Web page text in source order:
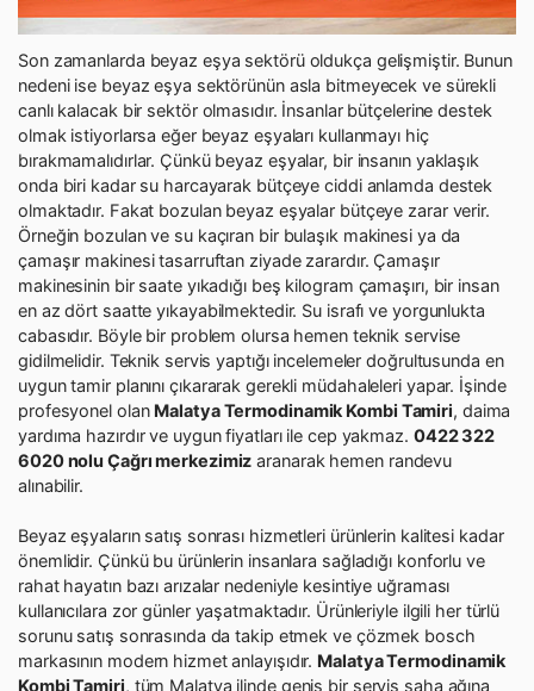
Son zamanlarda beyaz eşya sektörü oldukça gelişmiştir. Bunun
nedeni ise beyaz eşya sektörünün asla bitmeyecek ve sürekli
canlı kalacak bir sektör olmasıdır. İnsanlar bütçelerine destek
olmak istiyorlarsa eğer beyaz eşyaları kullanmayı hiç
bırakmamalıdırlar. Çünkü beyaz eşyalar, bir insanın yaklaşık
onda biri kadar su harcayarak bütçeye ciddi anlamda destek
olmaktadır. Fakat bozulan beyaz eşyalar bütçeye zarar verir.
Örneğin bozulan ve su kaçıran bir bulaşık makinesi ya da
çamaşır makinesi tasarruftan ziyade zarardır. Çamaşır
makinesinin bir saate yıkadığı beş kilogram çamaşırı, bir insan
en az dört saatte yıkayabilmektedir. Su israfı ve yorgunlukta
cabasıdır. Böyle bir problem olursa hemen teknik servise
gidilmelidir. Teknik servis yaptığı incelemeler doğrultusunda en
uygun tamir planını çıkararak gerekli müdahaleleri yapar. İşinde
profesyonel olan Malatya Termodinamik Kombi Tamiri, daima
yardıma hazırdır ve uygun fiyatları ile cep yakmaz. 0422 322
6020 nolu Çağrı merkezimiz aranarak hemen randevu
alınabilir.
Beyaz eşyaların satış sonrası hizmetleri ürünlerin kalitesi kadar
önemlidir. Çünkü bu ürünlerin insanlara sağladığı konforlu ve
rahat hayatın bazı arızalar nedeniyle kesintiye uğraması
kullanıcılara zor günler yaşatmaktadır. Ürünleriyle ilgili her türlü
sorunu satış sonrasında da takip etmek ve çözmek bosch
markasının modern hizmet anlayışıdır. Malatya Termodinamik
Kombi Tamiri, tüm Malatya ilinde geniş bir servis saha ağına